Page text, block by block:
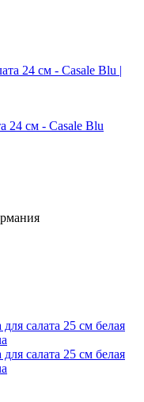
24 см - Casale Blu